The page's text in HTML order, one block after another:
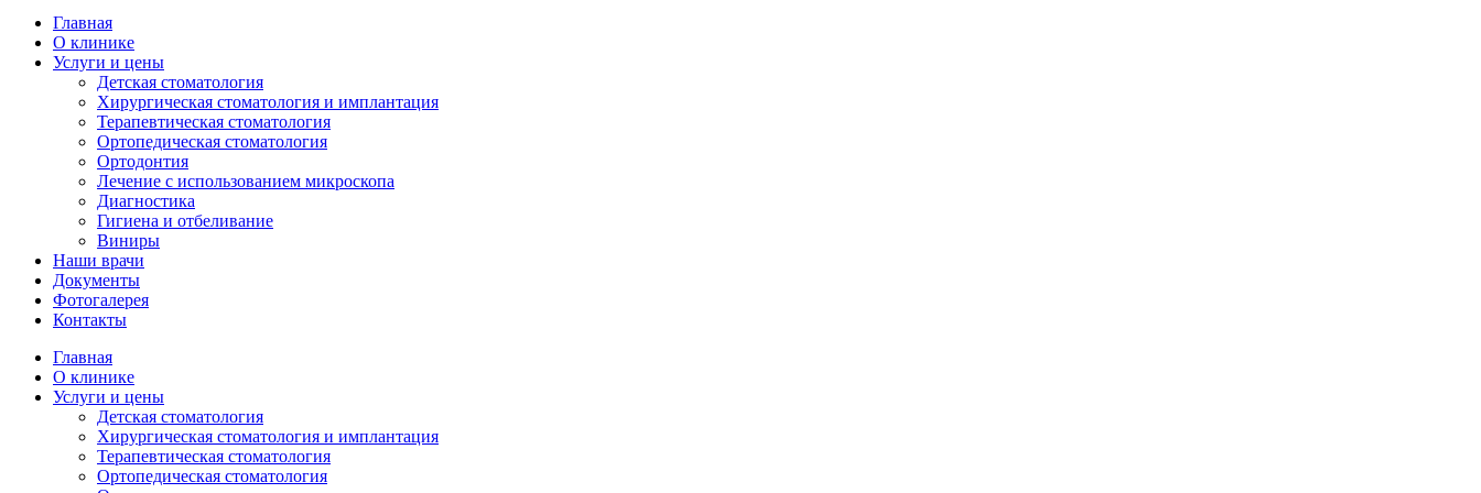
Главная
О клинике
Услуги и цены
Детская стоматология
Хирургическая стоматология и имплантация
Терапевтическая стоматология
Ортопедическая стоматология
Ортодонтия
Лечение с использованием микроскопа
Диагностика
Гигиена и отбеливание
Виниры
Наши врачи
Документы
Фотогалерея
Контакты
Главная
О клинике
Услуги и цены
Детская стоматология
Хирургическая стоматология и имплантация
Терапевтическая стоматология
Ортопедическая стоматология